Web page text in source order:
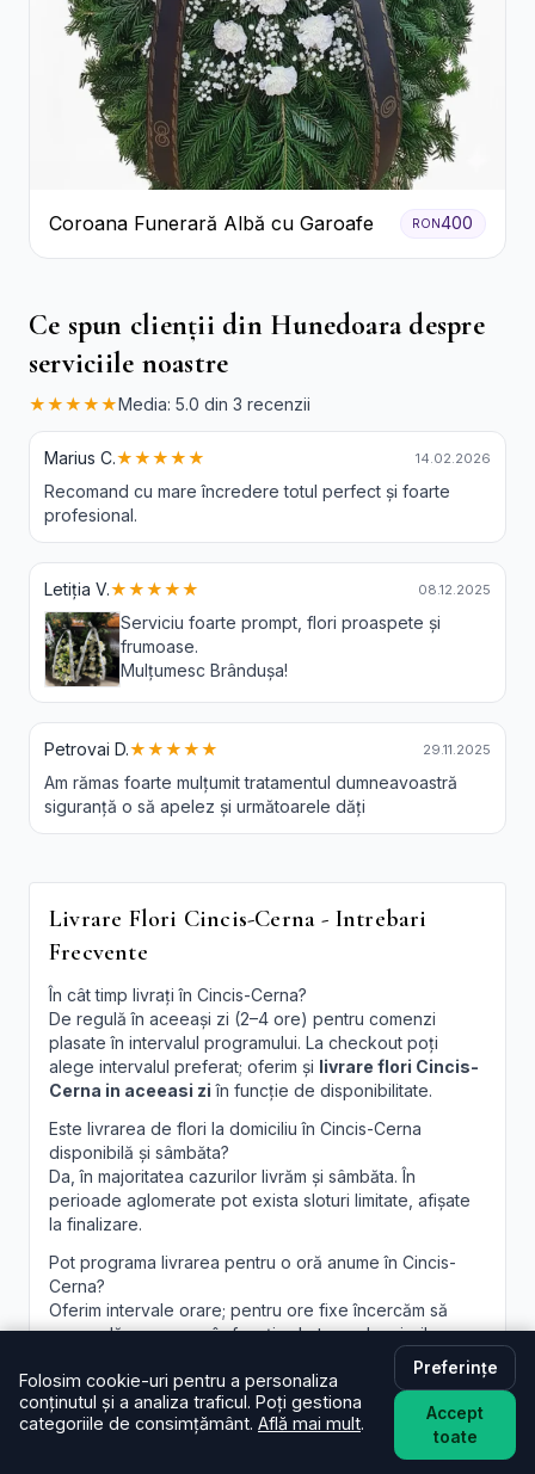
Coroana Funerară Albă cu Garoafe RON400
Ce spun clienții din Hunedoara despre
serviciile noastre
★★★★★Media: 5.0 din 3 recenzii
Marius C.★★★★★ 14.02.2026
Recomand cu mare încredere totul perfect și foarte
profesional.
Letiția V.★★★★★ 08.12.2025
Serviciu foarte prompt, flori proaspete și
frumoase.
Mulțumesc Brândușa!
Petrovai D.★★★★★ 29.11.2025
Am rămas foarte mulțumit tratamentul dumneavoastră
siguranță o să apelez și următoarele dăți
Livrare Flori Cincis-Cerna - Intrebari
Frecvente
În cât timp livrați în Cincis-Cerna?
De regulă în aceeași zi (2–4 ore) pentru comenzi
plasate în intervalul programului. La checkout poți
alege intervalul preferat; oferim și livrare flori Cincis-
Cerna in aceeasi zi în funcție de disponibilitate.
Este livrarea de flori la domiciliu în Cincis-Cerna
disponibilă și sâmbăta?
Da, în majoritatea cazurilor livrăm și sâmbăta. În
perioade aglomerate pot exista sloturi limitate, afișate
la finalizare.
Pot programa livrarea pentru o oră anume în Cincis-
Cerna?
Oferim intervale orare; pentru ore fixe încercăm să
acomodăm cererea, în funcție de traseul curierilor.
Pot adăuga un mesaj personalizat la buchet?
Desigur. Felicitarea este inclusă; scrie mesajul dorit în
câmpul dedicat, iar noi îl vom imprima lizibil. Realizăm și
personalizate, la
Folosim cookie-uri pentru a personaliza
conținutul și a analiza traficul. Poți gestiona
categoriile de consimțământ. Află mai mult.
Preferințe
Accept
toate